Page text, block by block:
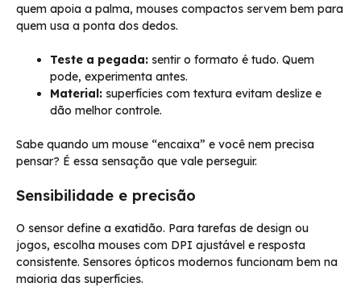
quem apoia a palma, mouses compactos servem bem para
quem usa a ponta dos dedos.
Teste a pegada: sentir o formato é tudo. Quem
pode, experimenta antes.
Material: superfícies com textura evitam deslize e
dão melhor controle.
Sabe quando um mouse “encaixa” e você nem precisa
pensar? É essa sensação que vale perseguir.
Sensibilidade e precisão
O sensor define a exatidão. Para tarefas de design ou
jogos, escolha mouses com DPI ajustável e resposta
consistente. Sensores ópticos modernos funcionam bem na
maioria das superfícies.